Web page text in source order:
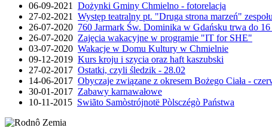
06-09-2021 Dożynki Gminy Chmielno - fotorelacja
27-02-2021 Występ teatralny pt. "Druga strona marzeń"
26-07-2020 760 Jarmark Św. Dominika w Gdańsku trwa do 16
26-07-2020 Zajęcia wakacyjne w programie "IT for SHE"
03-07-2020 Wakacje w Domu Kultury w Chmielnie
09-12-2019 Kurs kroju i szycia oraz haft kaszubski
27-02-2017 Ostatki, czyli śledzik - 28.02
14-06-2017 Obyczaje związane z okresem Bożego Ciała -
30-01-2017 Zabawy karnawałowe
10-11-2015 Swiãto Samòstrójnotë Pòlsczégò Państwa